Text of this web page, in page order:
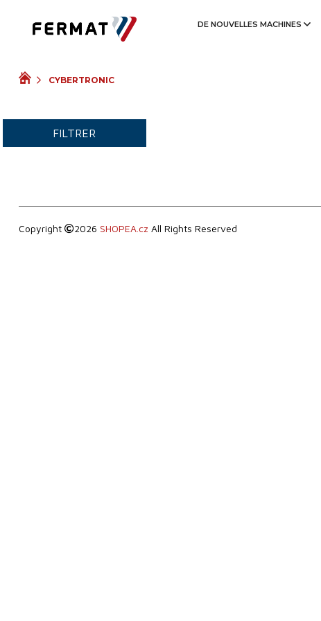
DE NOUVELLES MACHINES
CYBERTRONIC
FILTRER
Copyright 2026 SHOPEA.cz All Rights Reserved